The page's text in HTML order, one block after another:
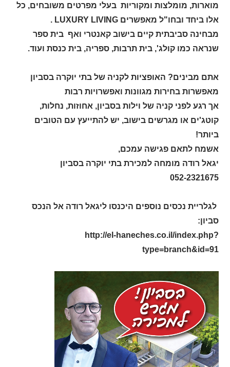
מוארות, מומלצות ומקוריות בעלי מפרטים משובחים, כל
אלו ביחד ובחו"ל מאפשריםLUXURY LIVING
.
מבחינה סביבתית קיים בישוב קאנטרי ואף בית ספר
שנראה כמו קולג', בית תרבות, ספריה, בית כנסת ועוד.
אתם מבינים? האופציות לקניה של בתי יוקרה בסביון
מאפשרות בחירות מגוונות ואפשרויות רבות
אך רגע לפני קניה של וילות בסביון, אחוזות, נחלות,
קוטג'ים או מגרשים בישוב, יש להתייעץ עם הטובים
ביותר!
אשמח לתאם פגישה עמכם,
יגאל רודה מומחה למכירת בתי יוקרה בסביון
052-2321675
לגלריית נכסים נוספים היכנסו ליגאל רודה אל הנכס
סביון:
http://el-haneches.co.il/index.php?
type=branch&id=91